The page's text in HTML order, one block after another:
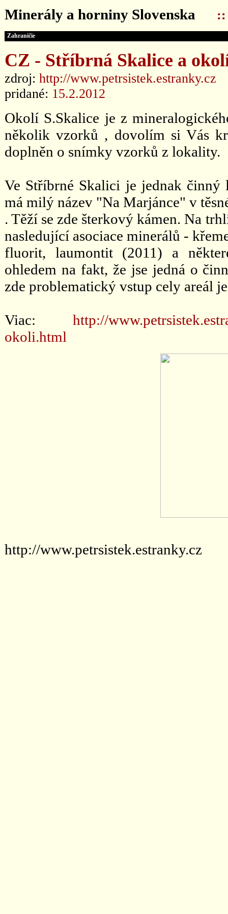
Minerály a horniny Slovenska ::
Zahraničie
CZ - Stříbrná Skalice a
zdroj: http://www.petrsistek.estranky.cz
pridané: 15.2.2012
Okolí S.Skalice je z
několik vzorků , dovolím si Vás
doplněn o snímky vzorků z lokality.
Ve Stříbrné Skalici je jednak činný
má milý název "Na Marjánce" v
. Těží se zde šterkový kámen. Na
nasledující asociace minerálů -
fluorit, laumontit (2011) a
ohledem na fakt, že jse jedná o
zde problematický vstup cely areál
Viac: http://
okoli.html
http://www.petrsistek.estranky.cz